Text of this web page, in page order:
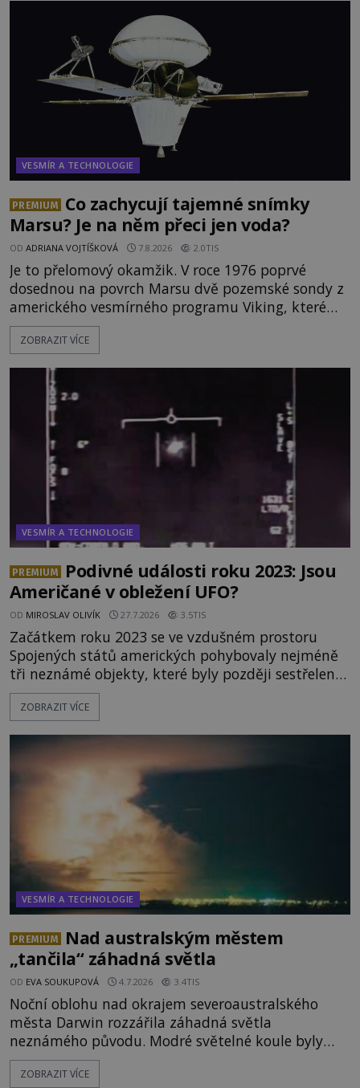
VESMÍR A TECHNOLOGIE
PREMIUM
Co zachycují tajemné snímky
Marsu? Je na něm přeci jen voda?
OD ADRIANA VOJTÍŠKOVÁ 7.8.2026 2.0TIS
Je to přelomový okamžik. V roce 1976 poprvé
dosednou na povrch Marsu dvě pozemské sondy z
amerického vesmírného programu Viking, které
jsou schopny pořídit fotografie záhadami
opředené rudé planety. Viking 1 zde zaznamená
zvané Cydonie totiž zachytí podivný útvar
připomínající lidskou tvář. NASA (Národní úřad
ZOBRAZIT VÍCE
VESMÍR A TECHNOLOGIE
PREMIUM
Podivné události roku 2023: Jsou
Američané v obležení UFO?
OD MIROSLAV OLIVÍK 27.7.2026 3.5TIS
Začátkem roku 2023 se ve vzdušném prostoru
Spojených států amerických pohybovaly nejméně
tři neznámé objekty, které byly později sestřeleny.
Do dnešních dnů nebyly trosky těchto létajících
těles objeveny. Je možné, že šlo o nějaké nové
mimozemského původu? Dne 4. února roku 2023
vydává
ZOBRAZIT VÍCE
VESMÍR A TECHNOLOGIE
PREMIUM
Nad australským městem
„tančila“ záhadná světla
OD EVA SOUKUPOVÁ 4.7.2026 3.4TIS
Noční oblohu nad okrajem severoaustralského
města Darwin rozzářila záhadná světla
neznámého původu. Modré světelné koule byly
viditelné nejméně dvacet minut, během nichž se
opakovaně objevovaly a zase mizely. Svědek, který
ZOBRAZIT VÍCE